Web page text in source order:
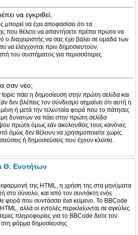
να εγκριθεί;
μπορεί να έχει αποφασίσει ότι τα
που θέλετε να απαντήσετε πρέπει πρώτα να
ο διαχειριστής να σας έχει βάλει σε ομάδα των
να ελέγχονται πριν δημοσιευτούν.
του συστήματος για περισσότερες
σαν νέο;
πάει η δημοσίευση στην πρώτη σελίδα και
δεν βλέπεις τον σύνδεσμο σημαίνει ότι αυτή η
ή μετά την τελευταία φορά που το πάτησες
δυνατών να πάει στην πρώτη σελίδα
πρώτα όμως εάν ακολουθείς τους κανόνες
όμως δεν θέλουν να χρησιμοποιείτε χωρίς
ή δημοσιεύσεις που έχουν κλείσει.
Θ. Ενοτήτων
εφαρμογή της HTML, η χρήση της στα μηνύματα
στο σύνολο, και από τον συντάκτη ενός
φορά που συντάσσει ένα κείμενο. Το BBCode
αλλά οι εντολές περικλείωνται σε αγκύλες
πληροφορίες για το BBCode δείτε τον
στη φόρμα δημοσίευσης.